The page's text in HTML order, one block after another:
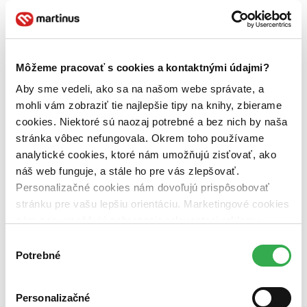
Môžeme pracovať s cookies a kontaktnými údajmi?
Aby sme vedeli, ako sa na našom webe správate, a
mohli vám zobraziť tie najlepšie tipy na knihy, zbierame
cookies. Niektoré sú naozaj potrebné a bez nich by naša
stránka vôbec nefungovala. Okrem toho používame
analytické cookies, ktoré nám umožňujú zisťovať, ako
náš web funguje, a stále ho pre vás zlepšovať.
Personalizačné cookies nám dovoľujú prispôsobovať
stránku pre vašu lepšiu orientáciu. Marketingové cookies
nám pomohlo, keby sme mohli používať všetky tieto
súhlasu
Potrebné
Personalizačné
EvitapressMonika MacháčkovározhovorStará som už bola
to dokážem
Veronika Folentová
1. marca 2011
Svojou prvotinou sa umiestnila v rebríčku najpredávanejších kníh.
Čitateľov si získala príbehom Maríny, ktorú sklame prvá láska a ona
ostane slobodnou matkou. Táto skúsenosť v nej zakorení nesmierny
strach, ktorý sa naplno prejaví, keď jej dcéra začína s rovnako
bezhlavou prvou láskou. Monika Macháčková a jej Stará som už
bola.
celý článok
Bez obetí si slobodu ľudia nevážia. Collinsová preto zabila veľa
obetí